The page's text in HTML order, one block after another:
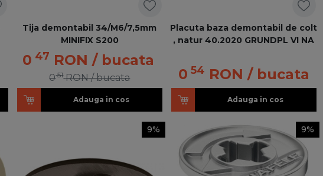
Tija demontabil 34/M6/7,5mm
MINIFIX S200
0 47 RON / bucata
051 RON / bucata
Adauga in cos
Placuta baza demontabil de colt
, natur 40.2020 GRUNDPL VI NA
0 54 RON / bucata
Adauga in cos
9% 9%